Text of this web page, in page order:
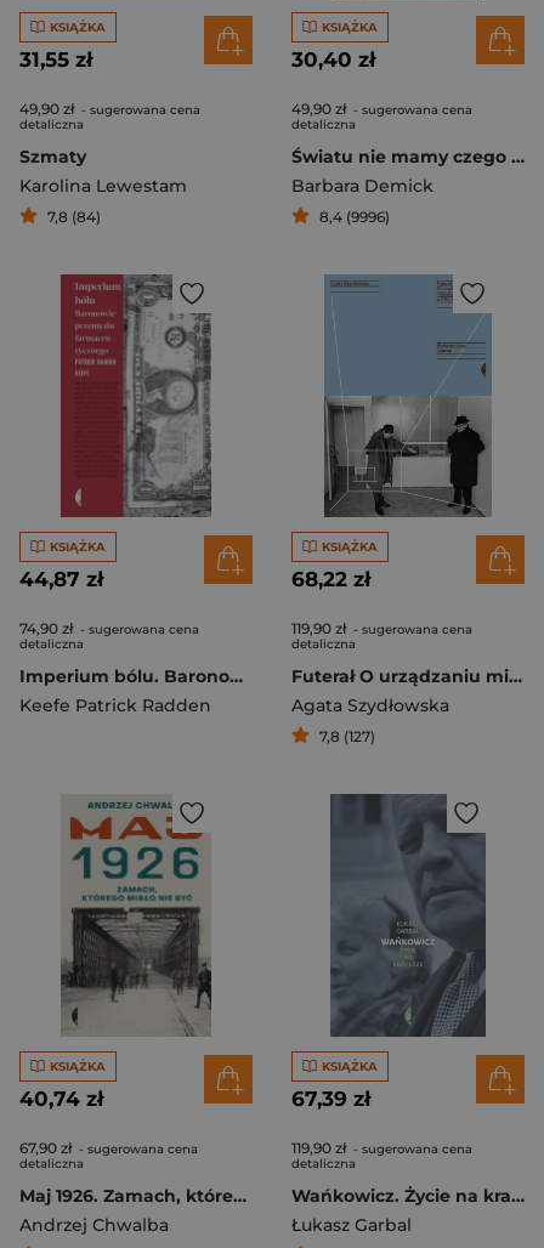
KSIĄŻKA
31,55 zł
49,90 zł - sugerowana cena
detaliczna
Szmaty
Karolina Lewestam
7,8 (84)
KSIĄŻKA
30,40 zł
49,90 zł - sugerowana cena
detaliczna
Światu nie mamy czego zazdrościć Zwyczajne losy mieszkańców Korei Północnej
Barbara Demick
8,4 (9996)
KSIĄŻKA
44,87 zł
74,90 zł - sugerowana cena
detaliczna
Imperium bólu. Baronowie przemysłu farmaceutycznego wyd. 2
Keefe Patrick Radden
KSIĄŻKA
68,22 zł
119,90 zł - sugerowana cena
detaliczna
Futerał O urządzaniu mieszkań w PRL-u
Agata Szydłowska
7,8 (127)
KSIĄŻKA
40,74 zł
67,90 zł - sugerowana cena
detaliczna
Maj 1926. Zamach, którego miało nie być
Andrzej Chwalba
KSIĄŻKA
67,39 zł
119,90 zł - sugerowana cena
detaliczna
Wańkowicz. Życie na kraterze
Łukasz Garbal